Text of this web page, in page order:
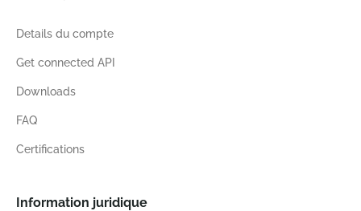
Details du compte
Get connected API
Downloads
FAQ
Certifications
Information juridique